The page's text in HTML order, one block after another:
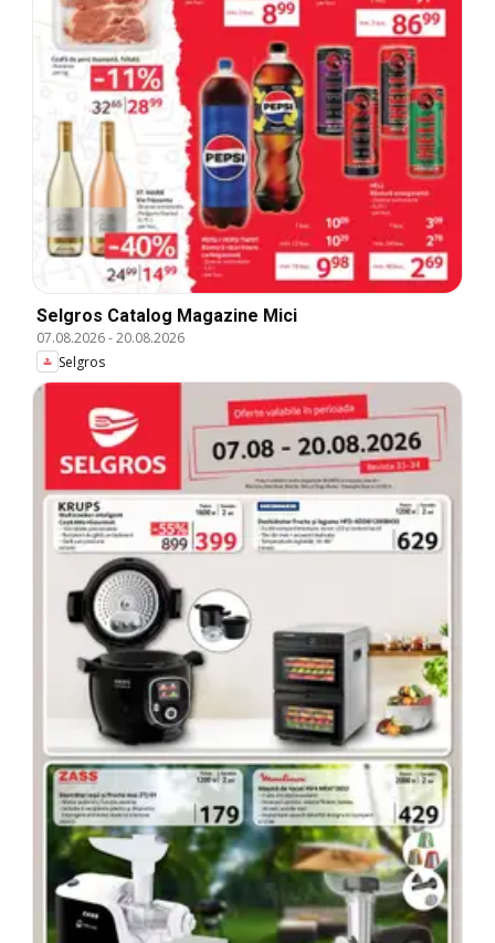
Selgros Catalog Magazine Mici
07.08.2026-20.08.2026
Selgros